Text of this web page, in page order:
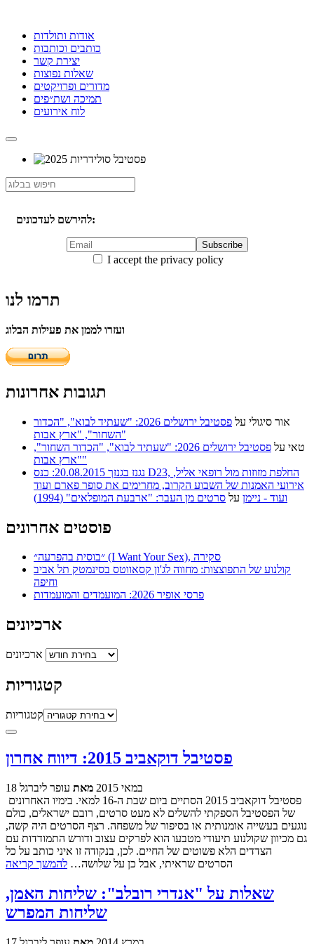
אודות ותולדות
כותבים וכותבות
יצירת קשר
שאלות נפוצות
מדורים ופרויקטים
תמיכה ושת״פים
לוח אירועים
להירשם לעדכונים:
I accept the privacy policy
תרמו לנו
ועזרו לממן את פעילות הבלוג
תגובות אחרונות
אור סיגולי על
פסטיבל ירושלים 2026: "שעתיד לבוא", "הכדור
השחור", "ארץ אבות"
טאי על
פסטיבל ירושלים 2026: "שעתיד לבוא", "הכדור השחור",
"ארץ אבות"
נגנז בגנזך 20.08.2015: כנס D23, החלפת מזוזות מול רופאי אליל,
אירועי האמנות של השבוע הקרוב, מחרימים את סופר פארם ועוד
ועוד - ניימן על סרטים מן העבר: "ארבעת המופלאים" (1994)
פוסטים אחרונים
״בוסית בהפרעה״ (I Want Your Sex), סקירה
קולנוע של התפוצצות: מחווה לג'ון קסאווטס בסינמטק תל אביב
וחיפה
פרסי אופיר 2026: המועמדים והמועמדות
ארכיונים
ארכיונים
קטגוריות
קטגוריות
פסטיבל דוקאביב 2015: דיווח אחרון
18 במאי 2015 מאת עופר ליברגל
של הפסטיבל הספקתי להשלים לא מעט סרטים, רובם ישראלים, כולם
נוגעים בעשייה אומנותית או בסיפור של משפחה. רצף הסרטים היה קשה,
גם מכיוון שקולנוע תיעודי מטבעו הוא לפרקים עצוב ודורש התמודדות עם
הצדדים הלא פשוטים של החיים. לכן, בנקודה זו איני כותב על כל
הסרטים שראיתי, אבל כן על שלושה… להמשך קריאה
שאלות על "אנדרי רובלב": שליחות האמן,
שליחות המפרש